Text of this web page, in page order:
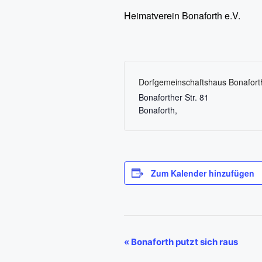
Heimatverein Bonaforth e.V.
Dorfgemeinschaftshaus
Bonaforther Str. 81
Bonaforth,
Zum Kalender hinzufügen
V
«Bonaforth putzt sich raus